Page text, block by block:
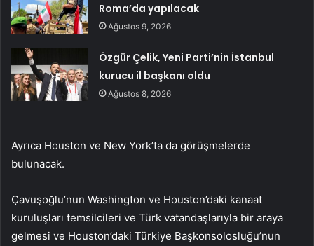
Roma’da yapılacak
Ağustos 9, 2026
Özgür Çelik, Yeni Parti’nin İstanbul
kurucu il başkanı oldu
Ağustos 8, 2026
Ayrıca Houston ve New York’ta da görüşmelerde
bulunacak.
Çavuşoğlu’nun Washington ve Houston’daki kanaat
kuruluşları temsilcileri ve Türk vatandaşlarıyla bir araya
gelmesi ve Houston’daki Türkiye Başkonsolosluğu’nun